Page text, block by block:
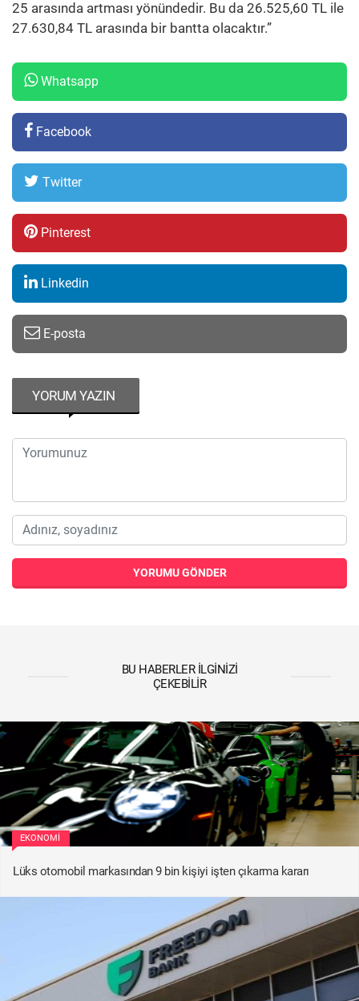
25 arasında artması yönündedir. Bu da 26.525,60 TL ile
27.630,84 TL arasında bir bantta olacaktır.”
Whatsapp
Facebook
Twitter
Pinterest
Linkedin
E-posta
YORUM YAZIN
YORUMU GÖNDER
BU HABERLER İLGINIZI
ÇEKEBILIR
EKONOMI
Lüks otomobil markasından 9 bin kişiyi işten çıkarma kararı